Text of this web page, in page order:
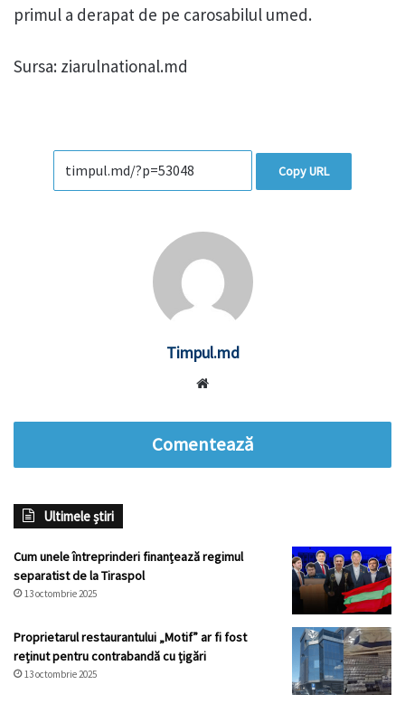
primul a derapat de pe carosabilul umed.
Sursa: ziarulnational.md
Copy URL
Timpul.md
Comentează
Ultimele știri
Cum unele întreprinderi finanțează regimul
separatist de la Tiraspol
13 octombrie 2025
Proprietarul restaurantului „Motif” ar fi fost
reținut pentru contrabandă cu țigări
13 octombrie 2025